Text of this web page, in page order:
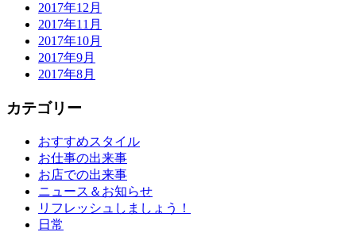
2017年12月
2017年11月
2017年10月
2017年9月
2017年8月
カテゴリー
おすすめスタイル
お仕事の出来事
お店での出来事
ニュース＆お知らせ
リフレッシュしましょう！
日常